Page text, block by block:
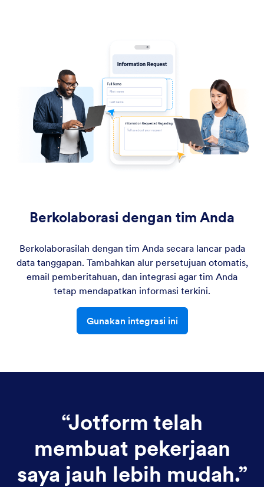
Berkolaborasi dengan tim Anda
Berkolaborasilah dengan tim Anda secara lancar pada
data tanggapan. Tambahkan alur persetujuan otomatis,
email pemberitahuan, dan integrasi agar tim Anda
tetap mendapatkan informasi terkini.
Gunakan integrasi ini
“Jotform telah
membuat pekerjaan
saya jauh lebih mudah.”